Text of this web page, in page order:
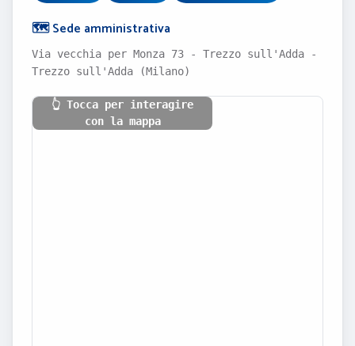
🗺️ Sede amministrativa
Via vecchia per Monza 73 - Trezzo sull'Adda -
Trezzo sull'Adda (Milano)
👆 Tocca per interagire
con la mappa